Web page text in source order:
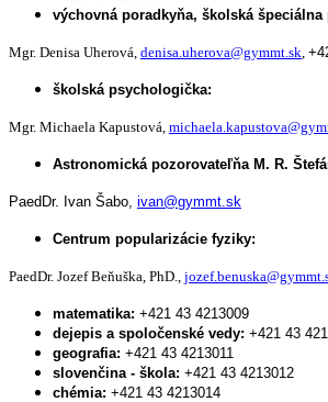
výchovná poradkyňa, školská špeciálna
Mgr. Denisa Uherová, denisa.uherova@gymmt.sk
školská psychologička:
Mgr. Michaela Kapustová,
Astronomická pozorovateľňa M. R.
PaedDr. Ivan Šabo, ivan@gymmt.sk
Centrum popularizácie fyziky:
PaedDr. Jozef Beňuška, PhD.,
matematika: +421 43 4213009
dejepis a spoločenské vedy: +421 43
geografia: +421 43 4213011
slovenčina - škola: +421 43 4213012
chémia: +421 43 4213014